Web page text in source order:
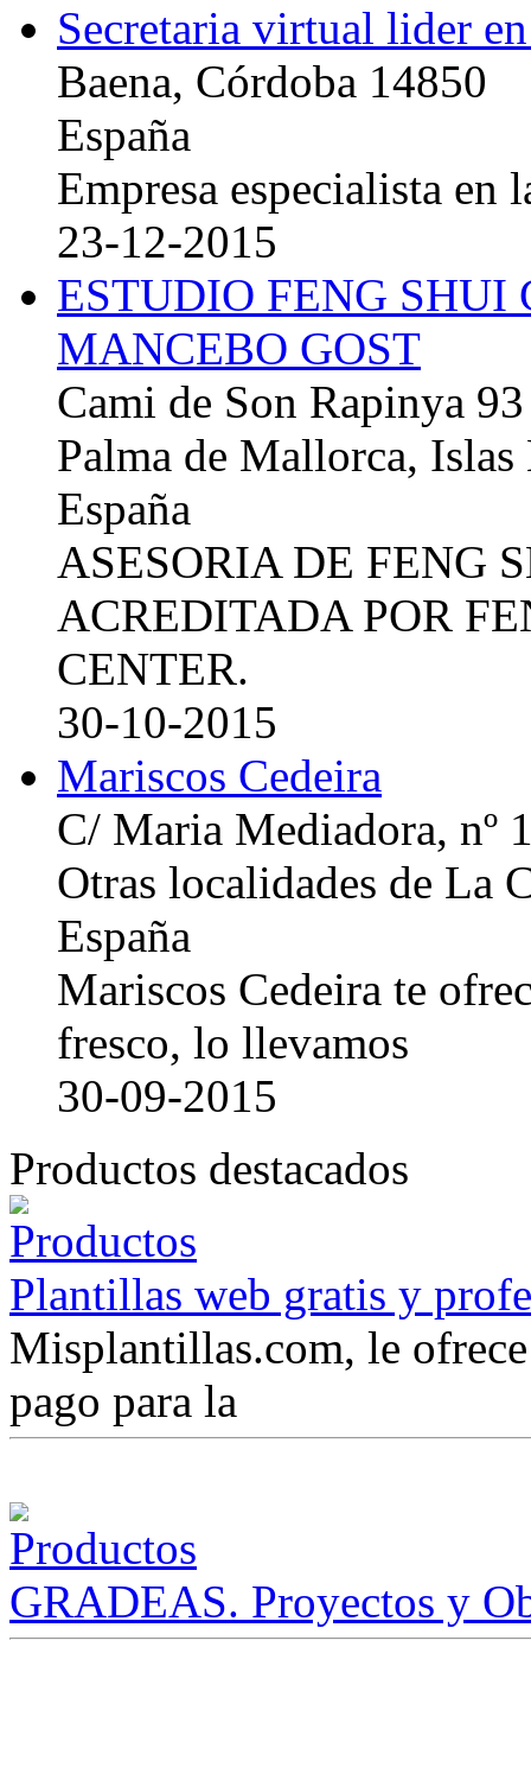
Secretaria virtual lider
Baena, Córdoba 14850
España
Empresa especialista en
23-12-2015
ESTUDIO FENG
MANCEBO GOST
Cami de Son Rapinya 93
Palma de Mallorca, Islas
España
ASESORIA DE FENG
ACREDITADA POR
CENTER.
30-10-2015
Mariscos Cedeira
C/ Maria Mediadora, nº
Otras localidades de La
España
Mariscos Cedeira te
fresco, lo llevamos
30-09-2015
Productos destacados
Plantillas web gratis y
Misplantillas.com, le
pago para la
GRADEAS. Proyectos y